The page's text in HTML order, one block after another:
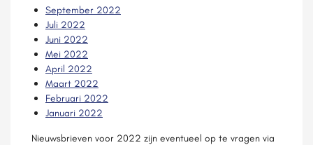
September 2022
Juli 2022
Juni 2022
Mei 2022
April 2022
Maart 2022
Februari 2022
Januari 2022
Nieuwsbrieven voor 2022 zijn eventueel op te vragen via